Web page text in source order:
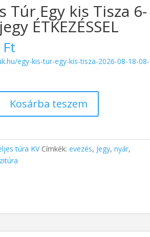
Túr Egy kis Tisza 6-
ÉTKEZÉSSEL
Ft
egy-kis-tur-egy-kis-tisza-2026-08-18-08-
Kosárba teszem
túra KV Címkék:evezés, Jegy,nyár,